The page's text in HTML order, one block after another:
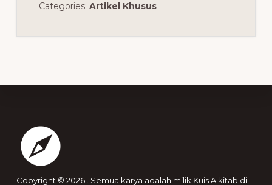
Categories: Artikel Khusus
Copyright © 2026 . Semua karya adalah milik Kuis Alkitab di